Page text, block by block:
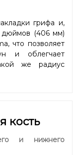
грифа и,
дюймов (406 мм)
что позволяет
и облегчает
же радиус
кость
и нижнего